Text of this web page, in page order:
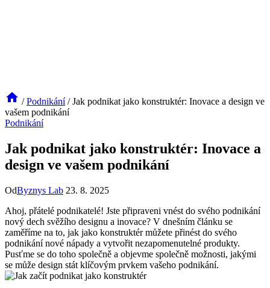
/ Podnikání / Jak podnikat jako konstruktér: Inovace a design ve
vašem podnikání
Podnikání
Jak podnikat jako konstruktér: Inovace a
design ve vašem podnikání
OdByznys Lab 23. 8. 2025
Ahoj, přátelé podnikatelé! Jste připraveni vnést do svého podnikání
nový dech svěžího designu a inovace? V dnešním článku se
zaměříme na to, jak jako konstruktér můžete přinést do svého
podnikání nové nápady a vytvořit nezapomenutelné produkty.
Pusťme se do toho společně a objevme společně možnosti, jakými
se může design stát klíčovým prvkem vašeho podnikání.